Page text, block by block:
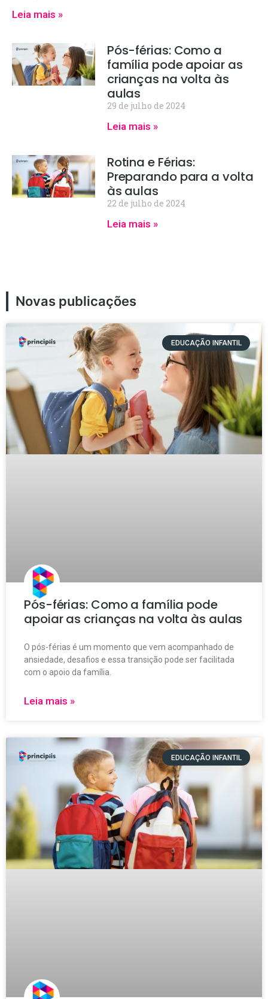
Leia mais »
Pós-férias: Como a
família pode apoiar as
crianças na volta às
aulas
29 de julho de 2024
Leia mais »
Rotina e Férias:
Preparando para a volta
às aulas
22 de julho de 2024
Leia mais »
Novas publicações
EDUCAÇÃO INFANTIL
Pós-férias: Como a família pode
apoiar as crianças na volta às aulas
O pós-férias é um momento que vem acompanhado de
ansiedade, desafios e essa transição pode ser facilitada
com o apoio da família.
Leia mais »
EDUCAÇÃO INFANTIL